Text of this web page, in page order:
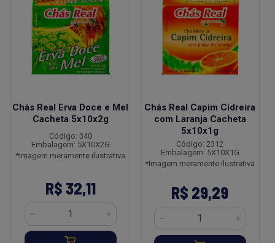
Chás Real Erva Doce e Mel
Cacheta 5x10x2g
Código: 340
Embalagem: 5X10X2G
*Imagem meramente ilustrativa
R$ 32,11
Chás Real Capim Cidreira
com Laranja Cacheta
5x10x1g
Código: 2312
Embalagem: 5X10X1G
*Imagem meramente ilustrativa
R$ 29,29